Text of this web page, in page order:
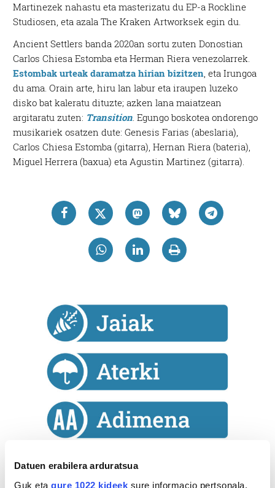
Datuen erabilera arduratsua
Guk eta gure 1022 kideek sure informacio pertsonala,
Martinezek nahastu eta masterizatu du EP-a Rockline
Studiosen, eta azala The Kraken Artworksek egin du.
Ancient Settlers banda 2020an sortu zuten Donostian
Carlos Chiesa Estomba eta Herman Riera venezolarrek.
Estombak urteak daramatza hirian bizitzen, eta Irungoa
du ama. Orain arte, hiru lan labur eta iraupen luzeko
disko bat kaleratu dituzte; azken lana maiatzean
argitaratu zuten: Transition. Egungo boskotea ondorengo
musikariek osatzen dute: Genesis Farias (abeslaria),
Carlos Chiesa Estomba (gitarra), Hernan Riera (bateria),
Miguel Herrera (baxua) eta Agustin Martinez (gitarra).
Astekaria